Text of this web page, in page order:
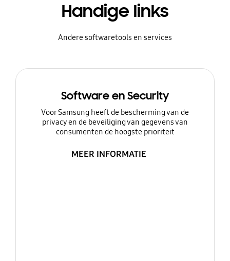
Handige links
Andere softwaretools en services
Software en Security
Voor Samsung heeft de bescherming van de
privacy en de beveiliging van gegevens van
consumenten de hoogste prioriteit
MEER INFORMATIE